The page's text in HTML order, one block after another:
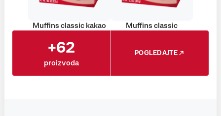
Muffins classic kakao Muffins classic
+62
proizvoda
POGLEDAJTE